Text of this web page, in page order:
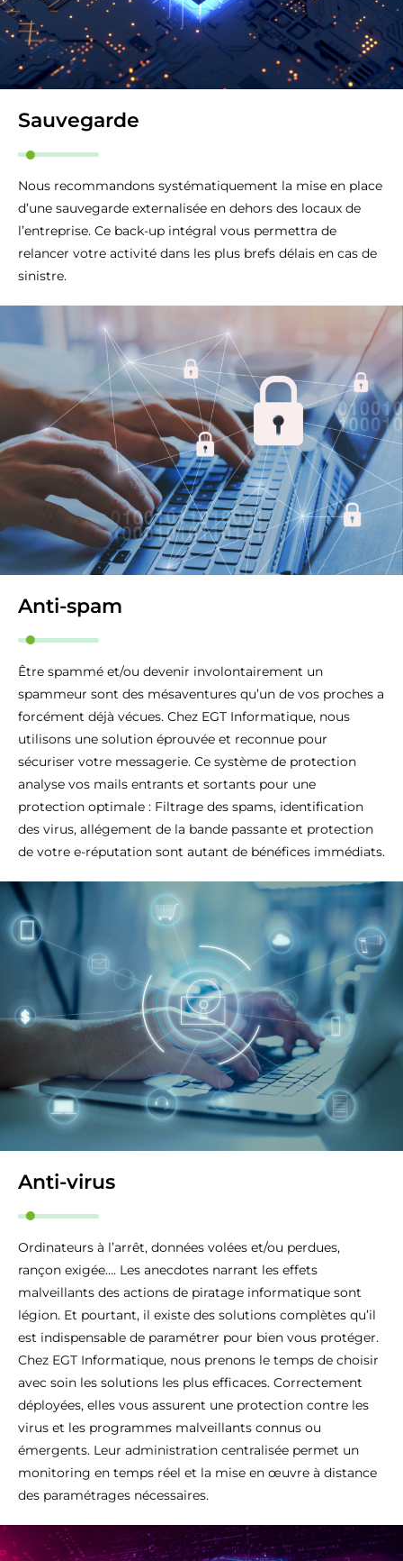
Sauvegarde
Nous recommandons systématiquement la mise en place
d’une sauvegarde externalisée en dehors des locaux de
l’entreprise. Ce back-up intégral vous permettra de
relancer votre activité dans les plus brefs délais en cas de
sinistre.
Anti-spam
Être spammé et/ou devenir involontairement un
spammeur sont des mésaventures qu’un de vos proches a
forcément déjà vécues. Chez EGT Informatique, nous
utilisons une solution éprouvée et reconnue pour
sécuriser votre messagerie. Ce système de protection
analyse vos mails entrants et sortants pour une
protection optimale : Filtrage des spams, identification
des virus, allégement de la bande passante et protection
de votre e-réputation sont autant de bénéfices immédiats.
Anti-virus
Ordinateurs à l’arrêt, données volées et/ou perdues,
rançon exigée…. Les anecdotes narrant les effets
malveillants des actions de piratage informatique sont
légion. Et pourtant, il existe des solutions complètes qu’il
est indispensable de paramétrer pour bien vous protéger.
Chez EGT Informatique, nous prenons le temps de choisir
avec soin les solutions les plus efficaces. Correctement
déployées, elles vous assurent une protection contre les
virus et les programmes malveillants connus ou
émergents. Leur administration centralisée permet un
monitoring en temps réel et la mise en œuvre à distance
des paramétrages nécessaires.